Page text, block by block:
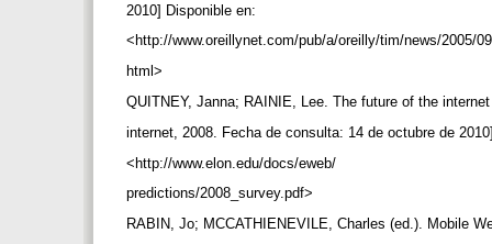
2010] Disponible en:
<http://www.oreillynet.com/pub/a/oreilly/tim/news/2005/
html>
QUITNEY, Janna; RAINIE, Lee. The future of the
internet, 2008. Fecha de consulta: 14 de octubre de
<http://www.elon.edu/docs/eweb/
predictions/2008_survey.pdf>
RABIN, Jo; MCCATHIENEVILE, Charles (ed.). Mobile